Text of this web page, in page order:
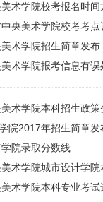
术学院校考报名时间
央美术学院校考考
术学院招生简章发布
术学院报考信息有误
术学院本科招生政
院2017年招生简章发
院录取分数线
术学院城市设计学
术学院本科专业考